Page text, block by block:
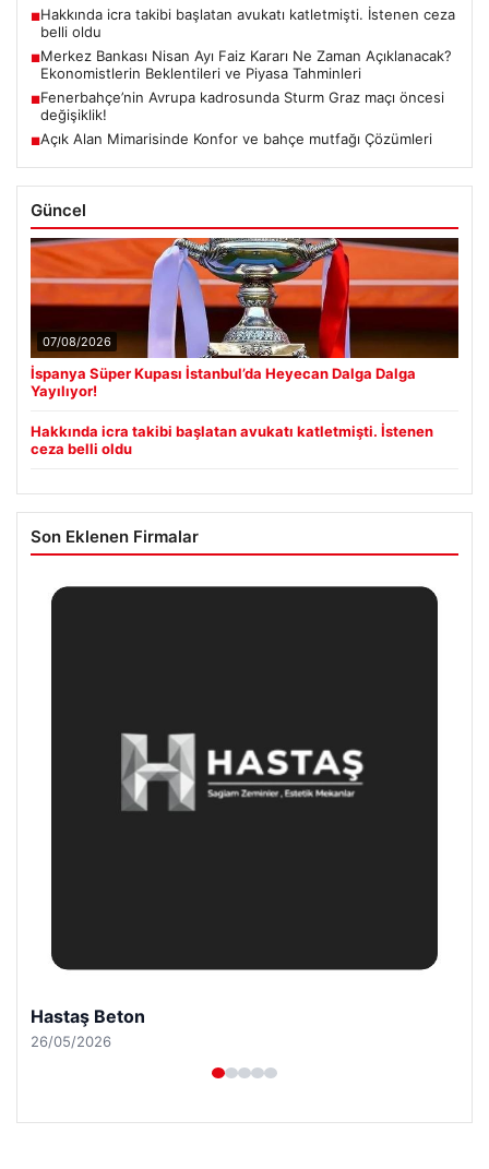
■Hakkında icra takibi başlatan avukatı katletmişti. İstenen ceza
belli oldu
■Merkez Bankası Nisan Ayı Faiz Kararı Ne Zaman Açıklanacak?
Ekonomistlerin Beklentileri ve Piyasa Tahminleri
■Fenerbahçe’nin Avrupa kadrosunda Sturm Graz maçı öncesi
değişiklik!
■Açık Alan Mimarisinde Konfor ve bahçe mutfağı Çözümleri
Güncel
07/08/2026
İspanya Süper Kupası İstanbul’da Heyecan Dalga Dalga
Yayılıyor!
Hakkında icra takibi başlatan avukatı katletmişti. İstenen
ceza belli oldu
Son Eklenen Firmalar
Hastaş Beton
26/05/2026